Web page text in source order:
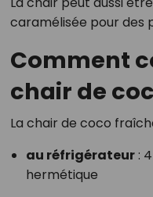
caramélisée pour des
Comment
chair de
La chair de coco
au réfrigérateur:
hermétique